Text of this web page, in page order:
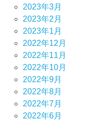
2023年3月
2023年2月
2023年1月
2022年12月
2022年11月
2022年10月
2022年9月
2022年8月
2022年7月
2022年6月